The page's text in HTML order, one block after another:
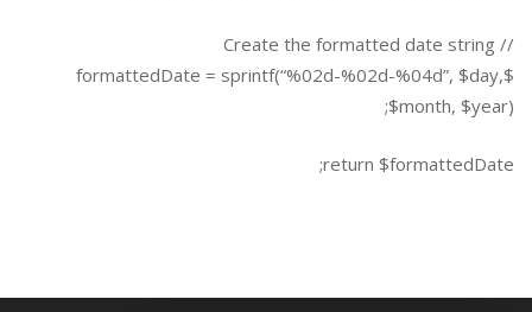
// Create the formatted date string
$formattedDate = sprintf(“%02d-%02d-%04d”, $day,
$month, $year);
return $formattedDate;